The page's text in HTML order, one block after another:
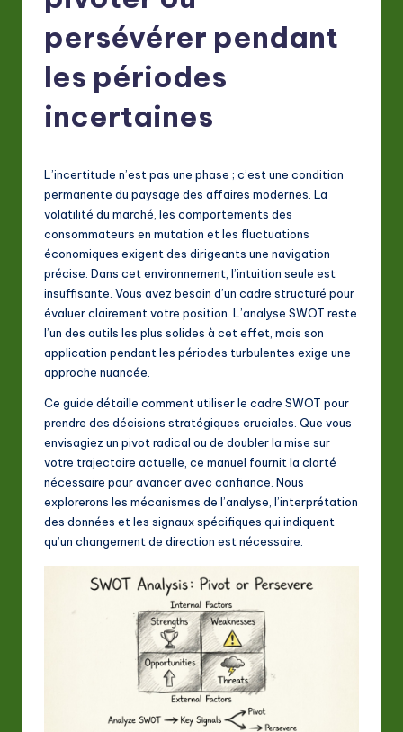
L
A
&
S
o
ft
persévérer pendant
les périodes
incertaines
L’incertitude n’est pas une phase ; c’est une condition
permanente du paysage des affaires modernes. La
volatilité du marché, les comportements des
consommateurs en mutation et les fluctuations
économiques exigent des dirigeants une navigation
précise. Dans cet environnement, l’intuition seule est
insuffisante. Vous avez besoin d’un cadre structuré pour
évaluer clairement votre position. L’analyse SWOT reste
l’un des outils les plus solides à cet effet, mais son
application pendant les périodes turbulentes exige une
approche nuancée.
Ce guide détaille comment utiliser le cadre SWOT pour
prendre des décisions stratégiques cruciales. Que vous
envisagiez un pivot radical ou de doubler la mise sur
votre trajectoire actuelle, ce manuel fournit la clarté
nécessaire pour avancer avec confiance. Nous
explorerons les mécanismes de l’analyse, l’interprétation
des données et les signaux spécifiques qui indiquent
qu’un changement de direction est nécessaire.